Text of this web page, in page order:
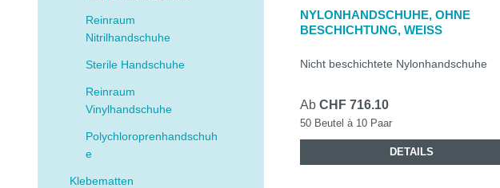
Reinraum
Nitrilhandschuhe
Sterile Handschuhe
Reinraum
Vinylhandschuhe
Polychloroprenhandschuh
e
Klebematten
NYLONHANDSCHUHE, OHNE
BESCHICHTUNG, WEISS
Nicht beschichtete Nylonhandschuhe
Ab CHF 716.10
50 Beutel à 10 Paar
DETAILS